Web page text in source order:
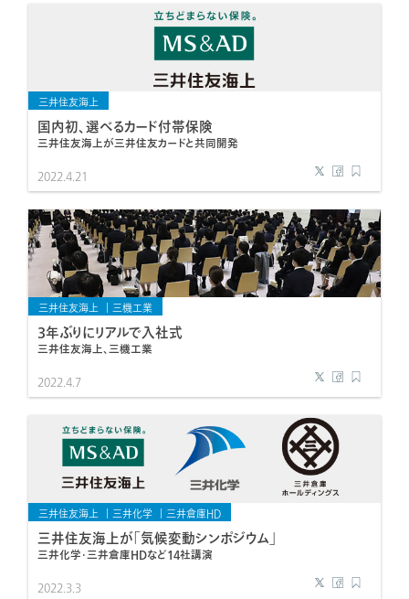
三井住友海上
国内初、選べるカード付帯保険
三井住友海上が三井住友カードと共同開発
2022.4.21
三井住友海上 三機工業
3年ぶりにリアルで入社式
三井住友海上、三機工業
2022.4.7
三井住友海上 三井化学 三井倉庫HD
三井住友海上が「気候変動シンポジウム」
三井化学・三井倉庫HDなど14社講演
2022.3.3